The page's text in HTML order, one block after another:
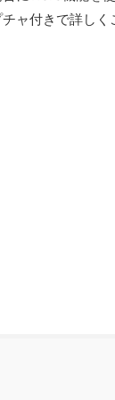
ャ付きで詳しく